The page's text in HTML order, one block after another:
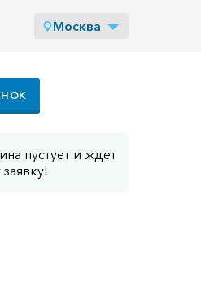
Москва
пустует и ждет